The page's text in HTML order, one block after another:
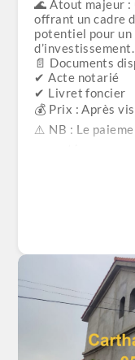
🌊 Atout majeur :
offrant un cadre
potentiel pour
d’investissement.
📄 Documents
✔ Acte notarié
✔ Livret foncier
💰 Prix : Après
⚠️ NB : Le
📱 0770 60 89 70
📱 0770 70 51 07
📧 Email :
📲 Rejoignez-
Facebook :
Carthage
REF : MER :